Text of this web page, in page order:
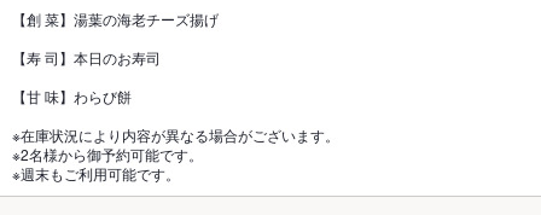
【創 菜】湯葉の海老チーズ揚げ
【寿 司】本日のお寿司
【甘 味】わらび餅
※在庫状況により内容が異なる場合がございます。
※2名様から御予約可能です。
※週末もご利用可能です。